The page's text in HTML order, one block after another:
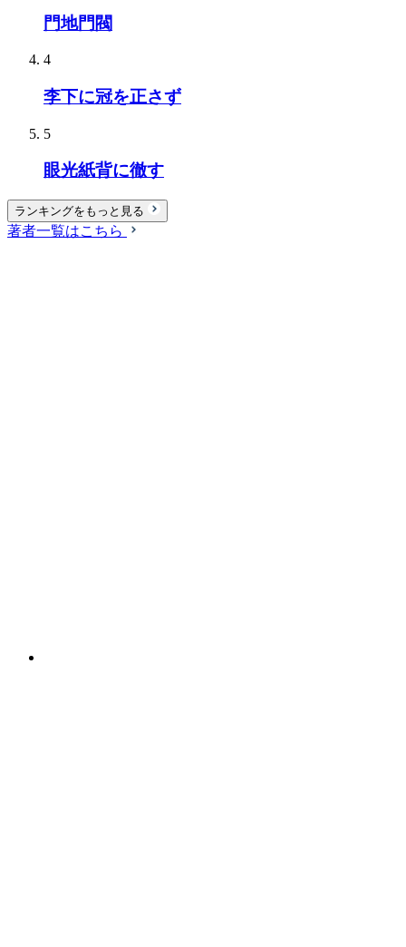
門地門閥
4
李下に冠を正さず
5
眼光紙背に徹す
ランキングをもっと見る
著者一覧はこちら